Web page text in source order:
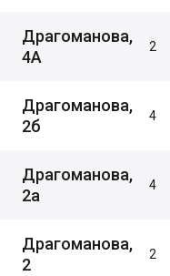
Драгоманова,
4А
2
Драгоманова,
2б
4
Драгоманова,
2а
4
Драгоманова,
2
2